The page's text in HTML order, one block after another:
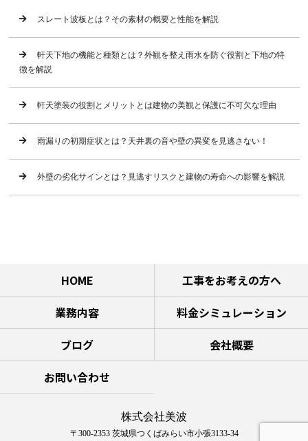
スレート波板とは？その素材の概要と性能を解説
軒天下地の機能と種類とは？外観を整え雨水を防ぐ役割と下地の特
徴を解説
軒天塗装の役割とメリットとは建物の美観と保護に不可欠な理由
雨漏りの初期症状とは？天井裏の音や壁の異変を見逃さない！
外壁の劣化サインとは？見逃すリスクと建物の寿命への影響を解説
HOME
工事をお考えの方へ
業務内容
料金シミュレーション
ブログ
会社概要
お問い合わせ
株式会社美波
〒300-2353 茨城県つくばみらい市小張3133-34